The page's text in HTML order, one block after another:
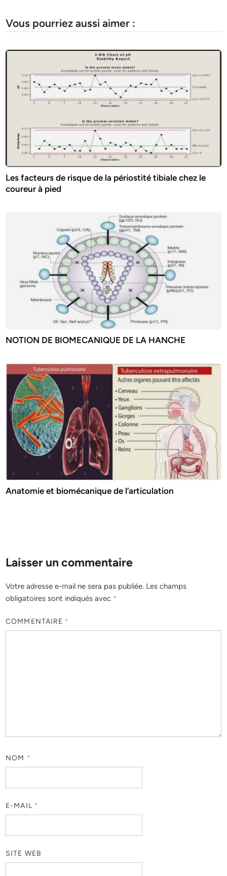
Vous pourriez aussi aimer :
Les facteurs de risque de la périostité tibiale chez le
coureur à pied
NOTION DE BIOMECANIQUE DE LA HANCHE
Anatomie et biomécanique de l’articulation
Laisser un commentaire
Votre adresse e-mail ne sera pas publiée. Les champs
obligatoires sont indiqués avec *
COMMENTAIRE *
NOM *
E-MAIL *
SITE WEB